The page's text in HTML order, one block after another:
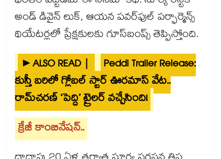
అండ్ డివైన్ లుక్, ఆయన పవర్‌ఫుల్ పర్ఫార్మెన్స్
థియేటర్లలో ప్రేక్షకులకు గూస్‌బంప్స్ తెప్పిస్తోంది.
►ALSO READ |
Peddi Trailer Release:
కుస్తీ బరిలో గ్లోబల్ స్టార్ ఊరమాస్ వేట..
రామ్‌చరణ్ ‘పెద్ది’ ట్రైలర్ వచ్చేసింది!
క్రేజీ కాంబినేషన్..